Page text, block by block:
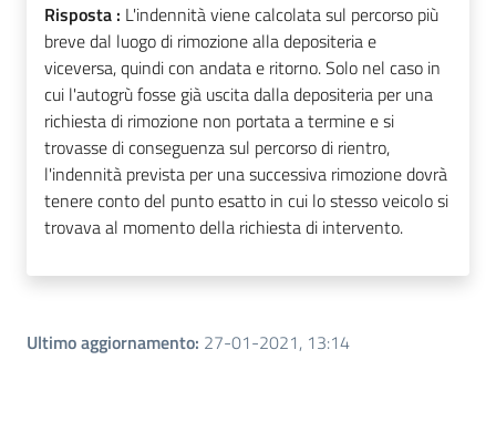
Risposta : L'indennità viene calcolata sul percorso più
breve dal luogo di rimozione alla depositeria e
viceversa, quindi con andata e ritorno. Solo nel caso in
cui l'autogrù fosse già uscita dalla depositeria per una
richiesta di rimozione non portata a termine e si
trovasse di conseguenza sul percorso di rientro,
l'indennità prevista per una successiva rimozione dovrà
tenere conto del punto esatto in cui lo stesso veicolo si
trovava al momento della richiesta di intervento.
Ultimo aggiornamento: 27-01-2021, 13:14